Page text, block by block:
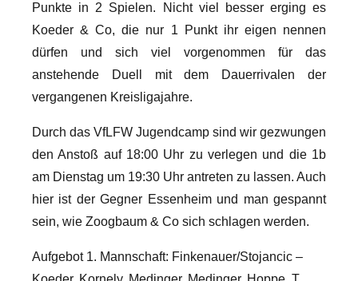
Punkte in 2 Spielen.
Nicht viel besser erging es
Koeder & Co, die nur 1 Punkt ihr eigen nennen
dürfen und sich viel vorgenommen für das
anstehende Duell mit dem Dauerrivalen der
vergangenen Kreisligajahre.
Durch das VfLFW Jugendcamp sind wir gezwungen
den Anstoß auf 18:00 Uhr zu verlegen und die 1b
am Dienstag um 19:30 Uhr antreten zu lassen. Auch
hier ist der Gegner Essenheim und man gespannt
sein, wie Zoogbaum & Co sich schlagen werden.
Aufgebot 1. Mannschaft: Finkenauer/Stojancic –